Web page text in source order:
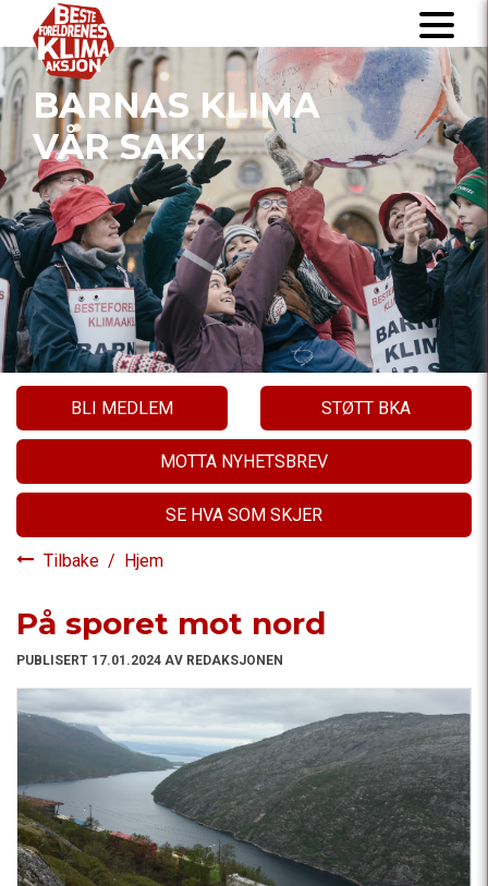
BARNAS KLIMA
VÅR SAK!
BLI MEDLEM STØTT BKA
MOTTA NYHETSBREV
SE HVA SOM SKJER
Tilbake / Hjem
På sporet mot nord
PUBLISERT 17.01.2024 AV REDAKSJONEN